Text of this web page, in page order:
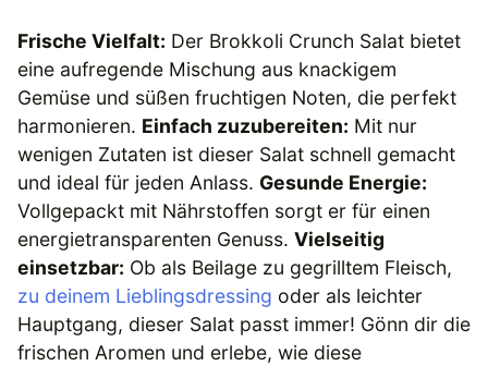
Frische Vielfalt: Der Brokkoli Crunch Salat bietet
eine aufregende Mischung aus knackigem
Gemüse und süßen fruchtigen Noten, die perfekt
harmonieren. Einfach zuzubereiten: Mit nur
wenigen Zutaten ist dieser Salat schnell gemacht
und ideal für jeden Anlass. Gesunde Energie:
Vollgepackt mit Nährstoffen sorgt er für einen
energietransparenten Genuss. Vielseitig
einsetzbar: Ob als Beilage zu gegrilltem Fleisch,
zu deinem Lieblingsdressing oder als leichter
Hauptgang, dieser Salat passt immer! Gönn dir die
frischen Aromen und erlebe, wie diese